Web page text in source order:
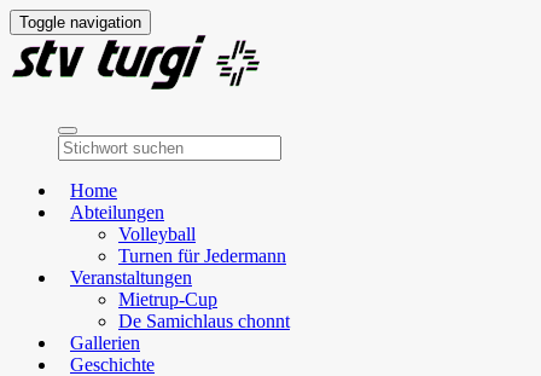
Toggle navigation
Home
Abteilungen
Volleyball
Turnen für Jedermann
Veranstaltungen
Mietrup-Cup
De Samichlaus chonnt
Gallerien
Geschichte